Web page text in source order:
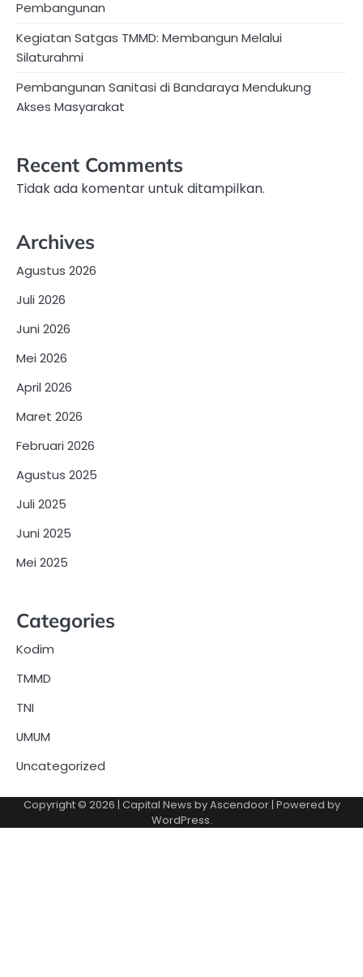
Pembangunan
Kegiatan Satgas TMMD: Membangun Melalui
Silaturahmi
Pembangunan Sanitasi di Bandaraya Mendukung
Akses Masyarakat
Recent Comments
Tidak ada komentar untuk ditampilkan.
Archives
Agustus 2026
Juli 2026
Juni 2026
Mei 2026
April 2026
Maret 2026
Februari 2026
Agustus 2025
Juli 2025
Juni 2025
Mei 2025
Categories
Kodim
TMMD
TNI
UMUM
Uncategorized
Copyright © 2026 | Capital News byAscendoor| Powered by
WordPress.